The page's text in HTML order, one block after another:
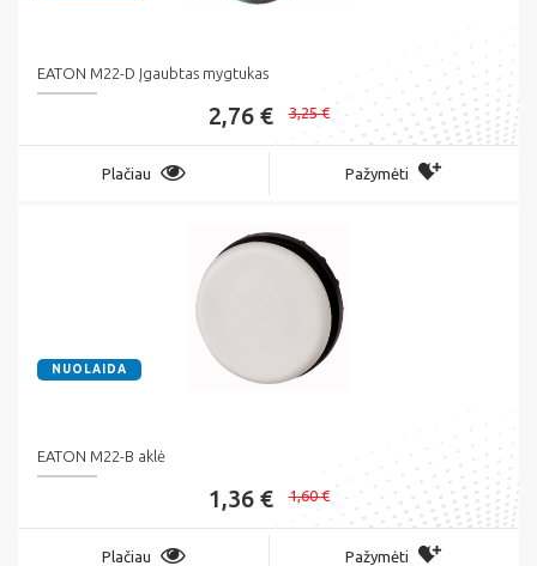
EATON M22-D Įgaubtas mygtukas
2,76 € 3,25 €
Plačiau Pažymėti
NUOLAIDA
EATON M22-B aklė
1,36 € 1,60 €
Plačiau Pažymėti